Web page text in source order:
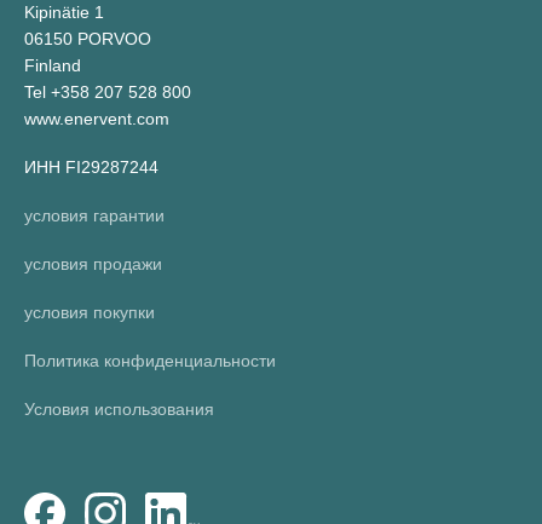
Kipinätie 1
06150 PORVOO
Finland
Tel +358 207 528 800
www.enervent.com
ИНН FI29287244
условия гарантии
условия продажи
условия покупки
Политика конфиденциальности
Условия использования